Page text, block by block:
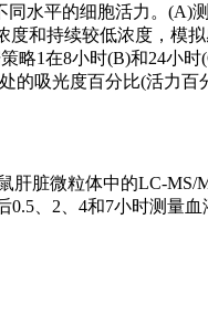
同水平的细胞活力。(A)
度和持续较低浓度，模
略1在8小时(B)和24小时
的吸光度百分比(活力百
肝脏微粒体中的LC-MS/
、2、4和7小时测量血